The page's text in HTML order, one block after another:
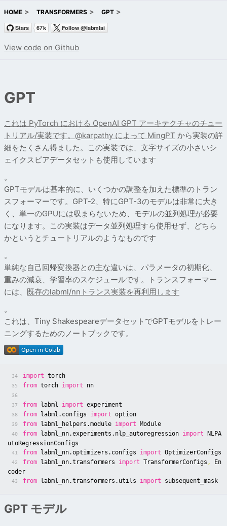
HOME TRANSFORMERS GPT
View code on Github
GPT
これは PyTorch における OpenAI GPT アーキテクチャのチュー
トリアル/実装です。 @karpathy によって MingPT から実装の詳
細をたくさん得ました。この実装では、文字サイズの小さいシ
ェイクスピアデータセットも使用しています
。
GPTモデルは基本的に、いくつかの調整を加えた標準のトラン
スフォーマーです。GPT-2、特にGPT-3のモデルは非常に大き
く、単一のGPUには収まらないため、モデルの並列処理が必要
になります。この実装はデータ並列処理すら使用せず、どちら
かというとチュートリアルのようなものです
。
単純な自己回帰変換器との主な違いは、パラメータの初期化、
重みの減衰、学習率のスケジュールです。トランスフォーマー
には、 既存のlabml/nnトランス実装を再利用します
。
これは、Tiny ShakespeareデータセットでGPTモデルをトレー
ニングするためのノートブックです。
34 import torch
35 from torch import nn
36
37
from labml import experiment
38 from labml.configs import option
39 from labml_helpers.module import Module
40 from labml_nn.experiments.nlp_autoregression import
NLPA
utoRegressionConfigs
41 from labml_nn.optimizers.configs import OptimizerConfigs
42 from labml_nn.transformers import TransformerConfigs ,
En
coder
43 from labml_nn.transformers.utils import subsequent_mask
GPT モデル